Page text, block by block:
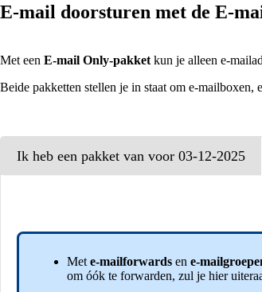
E-mail doorsturen met de E-
Met een E-mail Only-pakket kun je alleen e-
Beide pakketten stellen je in staat om e-
Ik heb een pakket van voor 03-12-2025
Met e-mailforwards en e-
om óók te forwarden, zul je hier